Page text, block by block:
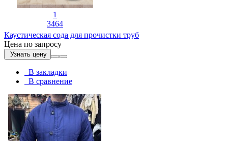
1
3464
Каустическая сода для прочистки труб
Цена по запросу
Узнать цену
В закладки
В сравнение